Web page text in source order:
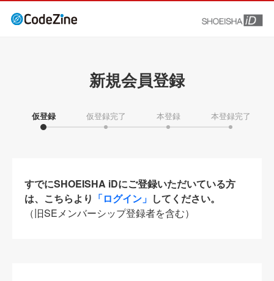
新規会員登録
仮登録 仮登録完了 本登録 本登録完了
すでにSHOEISHA iDにご登録いただいている方
は、こちらより 「ログイン」 してください。
（旧SEメンバーシップ登録者を含む）